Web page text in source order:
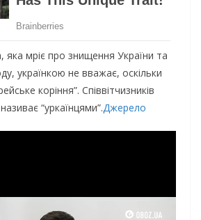
яка мріє про знищення України та
українкою не вважає, оскільки
коріння”. Співвітчизників
“уркаїнцями”.Джерело